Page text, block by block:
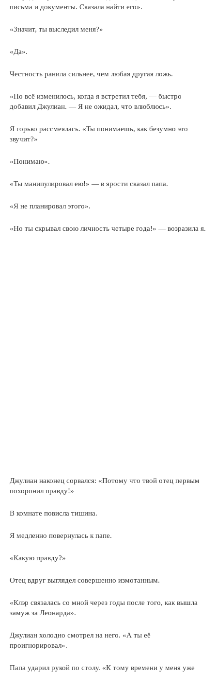
письма и документы. Сказала найти его».
«Значит, ты выследил меня?»
«Да».
Честность ранила сильнее, чем любая другая ложь.
«Но всё изменилось, когда я встретил тебя, — быстро
добавил Джулиан. — Я не ожидал, что влюблюсь».
Я горько рассмеялась. «Ты понимаешь, как безумно это
звучит?»
«Понимаю».
«Ты манипулировал ею!» — в ярости сказал папа.
«Я не планировал этого».
«Но ты скрывал свою личность четыре года!» — возразила я.
Джулиан наконец сорвался: «Потому что твой отец первым
похоронил правду!»
В комнате повисла тишина.
Я медленно повернулась к папе.
«Какую правду?»
Отец вдруг выглядел совершенно измотанным.
«Клэр связалась со мной через годы после того, как вышла
замуж за Леонарда».
Джулиан холодно смотрел на него. «А ты её
проигнорировал».
Папа ударил рукой по столу. «К тому времени у меня уже